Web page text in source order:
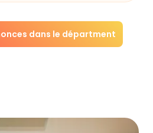
dans le départment